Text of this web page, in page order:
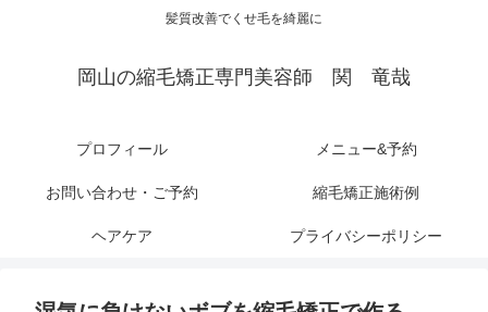
髪質改善でくせ毛を綺麗に
岡山の縮毛矯正専門美容師 関 竜哉
プロフィール メニュー&予約
お問い合わせ・ご予約 縮毛矯正施術例
ヘアケア プライバシーポリシー